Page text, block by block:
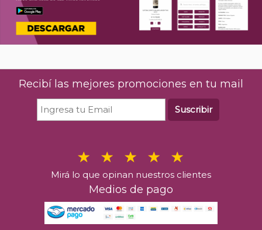
Recibí las mejores promociones en tu mail
Suscribir
Mirá lo que opinan nuestros clientes
Medios de pago